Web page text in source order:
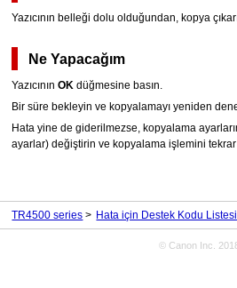
Yazıcının belleği dolu olduğundan, kopya
Ne Yapacağım
Yazıcının OK düğmesine basın.
Bir süre bekleyin ve kopyalamayı yeniden
Hata yine de giderilmezse, kopyalama
ayarlar) değiştirin ve kopyalama işlemini tekrar
TR4500 series Hata için Destek Kodu Listesi
© Canon Inc.